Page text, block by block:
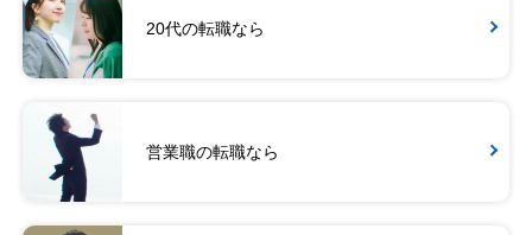
20代の転職なら
営業職の転職なら